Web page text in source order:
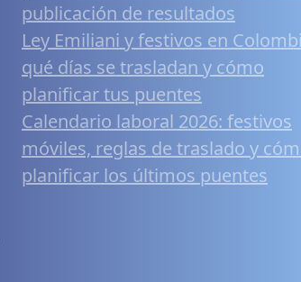
publicación de resultados
Ley Emiliani y festivos en
qué días se trasladan y cómo
planificar tus puentes
Calendario laboral 2026: festivos
móviles, reglas de traslado y
planificar los últimos puentes